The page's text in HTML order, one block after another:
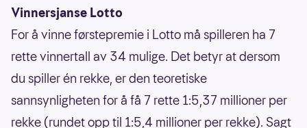
Vinnersjanse Lotto
For å vinne førstepremie i Lotto må spilleren ha 7
rette vinnertall av 34 mulige. Det betyr at dersom
du spiller én rekke, er den teoretiske
sannsynligheten for å få 7 rette 1:5,37 millioner per
rekke (rundet opp til 1:5,4 millioner per rekke). Sagt